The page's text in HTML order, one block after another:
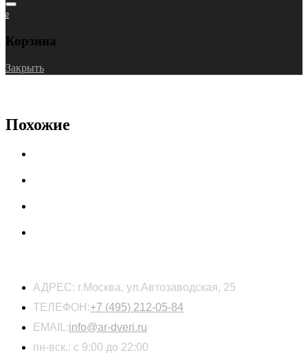
0
Корзина
Закрыть
Похожие
АДРЕС: г.Москва, ул.Автозаводская, 25
ТЕЛЕФОН:+7 (495) 212-05-84
EMAIL:info@ar-dveri.ru
пн-вск.: с 9:00 до 22:00